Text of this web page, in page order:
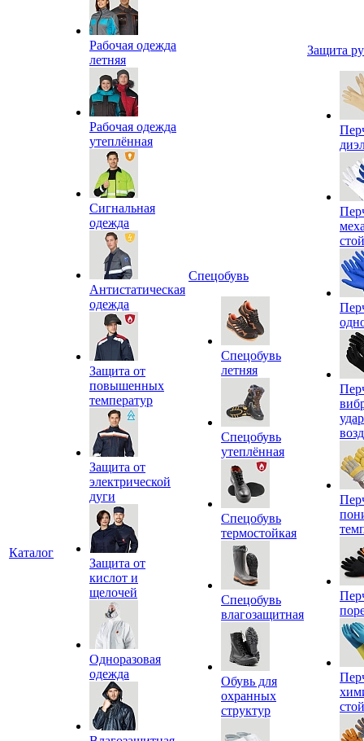
Каталог
Рабочая одежда
летняя
Рабочая одежда
утеплённая
Сигнальная
одежда
Антистатическая
одежда
Защита от
повышенных
температур
Защита от
электрической
дуги
Защита от
кислот и
щелочей
Одноразовая
одежда
Спецобувь
Спецобувь
летняя
Спецобувь
утеплённая
Спецобувь
термостойкая
Спецобувь
влагозащитная
Обувь для
охранных
структур
Защита